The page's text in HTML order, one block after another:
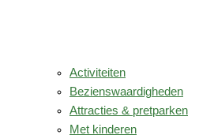
Activiteiten
Bezienswaardigheden
Attracties & pretparken
Met kinderen